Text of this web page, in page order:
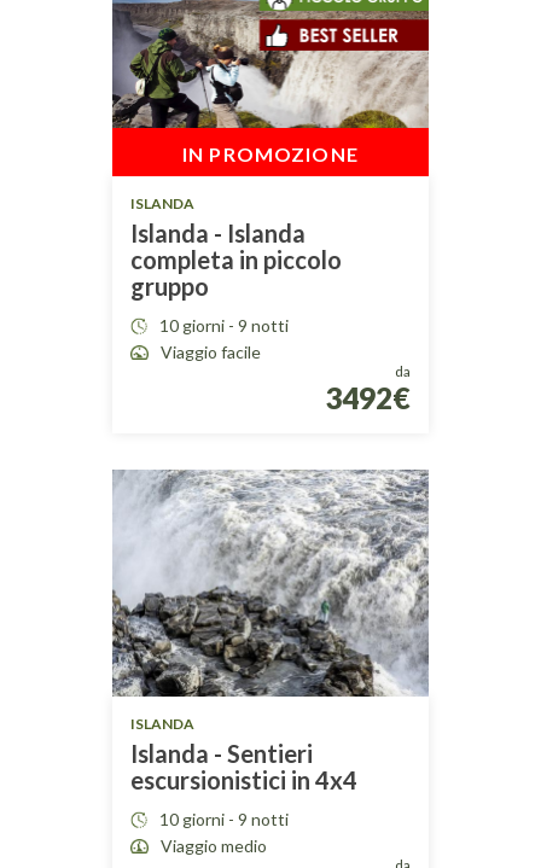
IN PROMOZIONE
ISLANDA
Islanda - Islanda
completa in piccolo
gruppo
10 giorni - 9 notti
Viaggio facile
da
3492€
ISLANDA
Islanda - Sentieri
escursionistici in 4x4
10 giorni - 9 notti
Viaggio medio